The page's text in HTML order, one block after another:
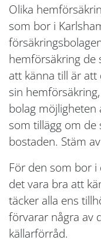
Olika
som bor i
hemförsäkring de
att känna till är
sin
bolag
som tillägg om
bostaden. Stäm
För den som bor i
det vara bra att
täcker alla ens
förvarar några av
källarförråd.